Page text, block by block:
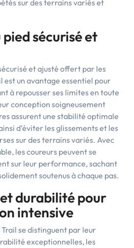
sur des terrains variés et
sécurisé et
et ajusté offert par les
est un avantage essentiel pour
à repousser ses limites en toute
conception soigneusement
assurent une stabilité optimale
d’éviter les glissements et les
sur des terrains variés. Avec
les coureurs peuvent se
sur leur performance, sachant
soutenus à chaque pas.
durabilité pour
intensive
Trail se distinguent par leur
exceptionnelles, les